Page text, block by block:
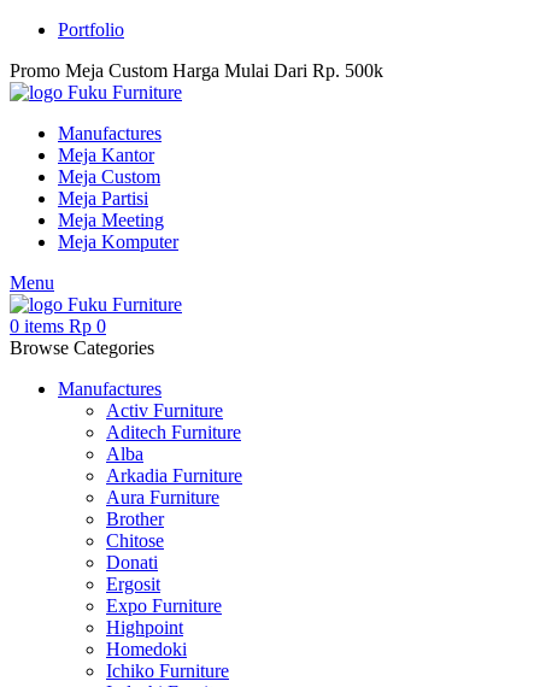
Portfolio
Promo Meja Custom Harga Mulai Dari Rp. 500k
Manufactures
Meja Kantor
Meja Custom
Meja Partisi
Meja Meeting
Meja Komputer
Menu
0 items Rp 0
Browse Categories
Manufactures
Activ Furniture
Aditech Furniture
Alba
Arkadia Furniture
Aura Furniture
Brother
Chitose
Donati
Ergosit
Expo Furniture
Highpoint
Homedoki
Ichiko Furniture